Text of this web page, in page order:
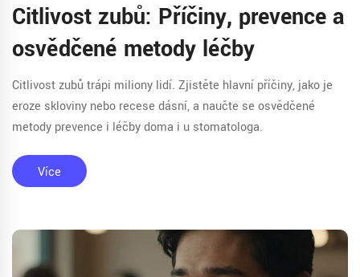
Citlivost zubů: Příčiny, prevence a
osvědčené metody léčby
Citlivost zubů trápi miliony lidí. Zjistěte hlavní příčiny, jako je
eroze skloviny nebo recese dásní, a naučte se osvědčené
metody prevence i léčby doma i u stomatologa.
Více